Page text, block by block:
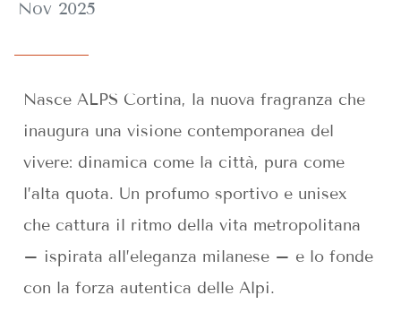
Nov 2025
Nasce ALPS Cortina, la nuova fragranza che
inaugura una visione contemporanea del
vivere: dinamica come la città, pura come
l’alta quota. Un profumo sportivo e unisex
che cattura il ritmo della vita metropolitana
– ispirata all’eleganza milanese – e lo fonde
con la forza autentica delle Alpi.